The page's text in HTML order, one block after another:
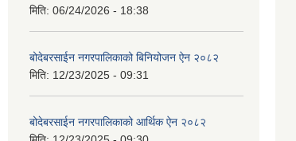
मिति: 06/24/2026 - 18:38
बोदेबरसाईन नगरपालिकाको बिनियोजन ऐन २०८२
मिति: 12/23/2025 - 09:31
बोदेबरसाईन नगरपालिकाको आर्थिक ऐन २०८२